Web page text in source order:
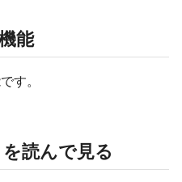
能
す。
読んで見る